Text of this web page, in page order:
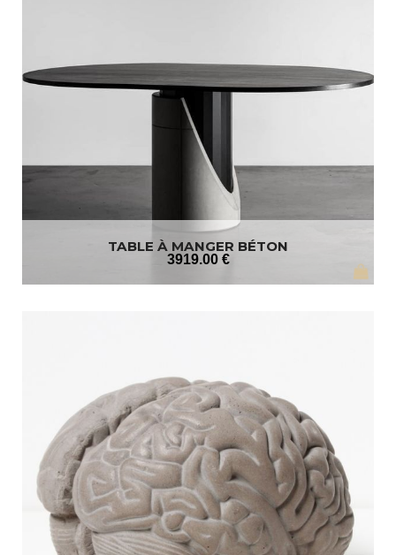
TABLE À MANGER BÉTON
3919.00 €